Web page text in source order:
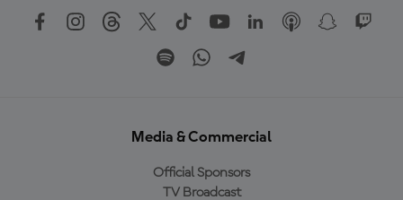
Media & Commercial
Official Sponsors
TV Broadcast